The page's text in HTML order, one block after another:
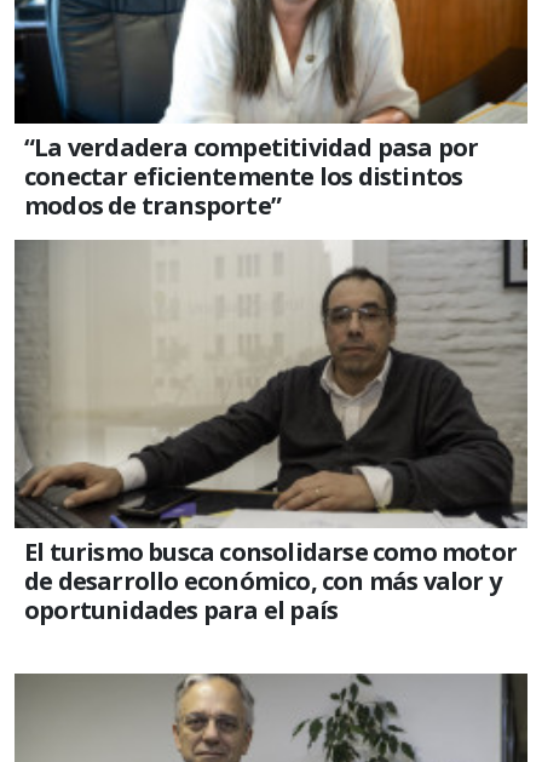
“La verdadera competitividad pasa por
conectar eficientemente los distintos
modos de transporte”
El turismo busca consolidarse como motor
de desarrollo económico, con más valor y
oportunidades para el país